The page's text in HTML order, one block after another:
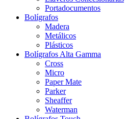
Portadocumentos
Bolígrafos
Madera
Metálicos
Plásticos
Bolígrafos Alta Gamma
Cross
Micro
Paper Mate
Parker
Sheaffer
Waterman